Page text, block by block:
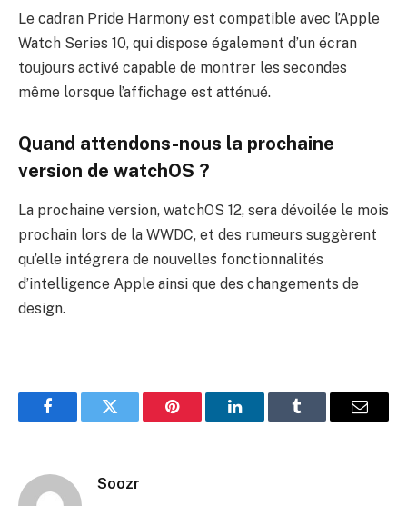
Le cadran Pride Harmony est compatible avec l’Apple
Watch Series 10, qui dispose également d’un écran
toujours activé capable de montrer les secondes
même lorsque l’affichage est atténué.
Quand attendons-nous la prochaine
version de watchOS ?
La prochaine version, watchOS 12, sera dévoilée le mois
prochain lors de la WWDC, et des rumeurs suggèrent
qu’elle intégrera de nouvelles fonctionnalités
d’intelligence Apple ainsi que des changements de
design.
FacebookTwitter Pinterest LinkedInTumblr Email
Soozr